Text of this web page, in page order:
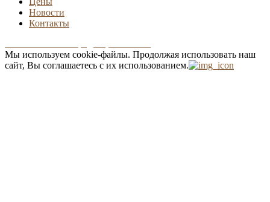
Новости
Контакты
Мы используем cookie-файлы. Продолжая использовать наш
сайт, Вы соглашаетесь с их использованием.